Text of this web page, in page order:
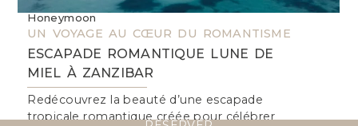
Honeymoon
UN VOYAGE AU CŒUR DU ROMANTISME
ESCAPADE ROMANTIQUE LUNE DE
MIEL À ZANZIBAR
Redécouvrez la beauté d’une escapade
tropicale romantique créée pour célébrer